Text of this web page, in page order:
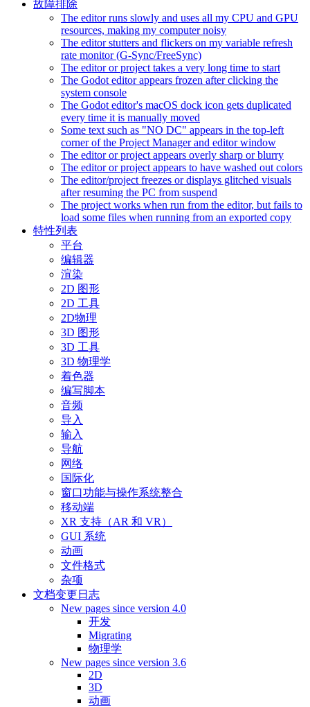
故障排除
The editor runs slowly and uses all my CPU and GPU
resources, making my computer noisy
The editor stutters and flickers on my variable refresh
rate monitor (G-Sync/FreeSync)
The editor or project takes a very long time to start
The Godot editor appears frozen after clicking the
system console
The Godot editor's macOS dock icon gets duplicated
every time it is manually moved
Some text such as "NO DC" appears in the top-left
corner of the Project Manager and editor window
The editor or project appears overly sharp or blurry
The editor or project appears to have washed out colors
The editor/project freezes or displays glitched visuals
after resuming the PC from suspend
The project works when run from the editor, but fails to
load some files when running from an exported copy
特性列表
平台
编辑器
渲染
2D 图形
2D 工具
2D物理
3D 图形
3D 工具
3D 物理学
着色器
编写脚本
音频
导入
输入
导航
网络
国际化
窗口功能与操作系统整合
移动端
XR 支持（AR 和 VR）
GUI 系统
动画
文件格式
杂项
文档变更日志
New pages since version 4.0
开发
Migrating
物理学
New pages since version 3.6
2D
3D
动画